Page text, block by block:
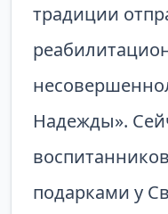
традиции
Надежды».
подарками у